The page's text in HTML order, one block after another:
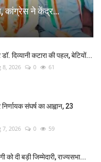
कांग्रेस ने केंद्र...
दिव्यानी कटारा की पहल, बेटियों...
8, 2026 0 61
संघर्ष का आह्वान, 23
7, 2026 0 59
को दी बड़ी जिम्मेदारी, राज्यसभा...